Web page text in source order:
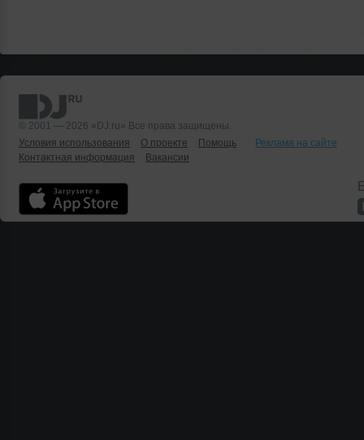
© 2001 — 2026 «DJ.ru» Все права защищены.
Условия использования
О проекте Помощь
Реклама на сайте
Контактная информация
Вакансии